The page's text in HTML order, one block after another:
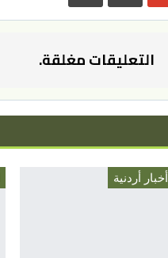
التعليقات مغلقة.
أخبار أردنية